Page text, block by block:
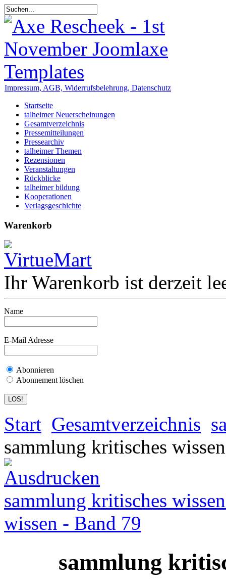
Impressum, AGB, Widerrufsbelehrung, Datenschutz
Startseite
talheimer Neuerscheinungen
Gesamtverzeichnis
Pressemitteilungen
Pressearchiv
talheimer Themen
Rezensionen
Veranstaltungen
Rückblicke
talheimer bildung
Kooperationen
Verlagsgeschichte
Warenkorb
Ihr Warenkorb ist derzeit
Name
E-Mail Adresse
Abonnieren
Abonnement löschen
Start Gesamtverzeichnis
sammlung kritisches
sammlung kritisches
wissen - Band 79
sammlung